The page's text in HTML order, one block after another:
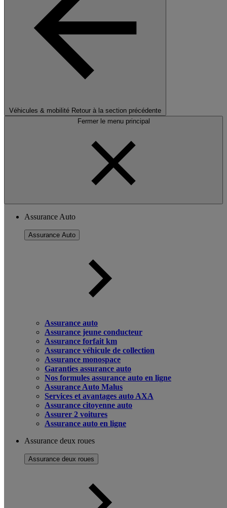
Véhicules & mobilité Retour à la section précédente
Fermer le menu principal
Assurance Auto
Assurance Auto
Assurance auto
Assurance jeune conducteur
Assurance forfait km
Assurance véhicule de collection
Assurance monospace
Garanties assurance auto
Nos formules assurance auto en ligne
Assurance Auto Malus
Services et avantages auto AXA
Assurance citoyenne auto
Assurer 2 voitures
Assurance auto en ligne
Assurance deux roues
Assurance deux roues